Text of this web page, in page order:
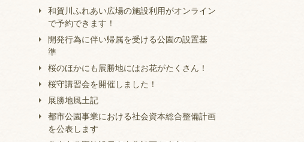
和賀川ふれあい広場の施設利用がオンライン
で予約できます！
開発行為に伴い帰属を受ける公園の設置基
準
桜のほかにも展勝地にはお花がたくさん！
桜守講習会を開催しました！
展勝地風土記
都市公園事業における社会資本総合整備計画
を公表します